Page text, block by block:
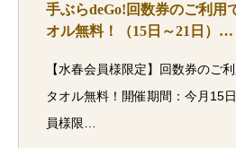
手ぶらdeGo!回数券のご利用
オル無料！（15日～21日）…
【水春会員様限定】回数券のご
タオル無料！開催期間：今月15
員様限…